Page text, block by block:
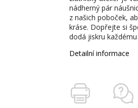
nádherný pár
z našich poboček,
kráse. Dopřejte si
dodá jiskru
Detailní informace